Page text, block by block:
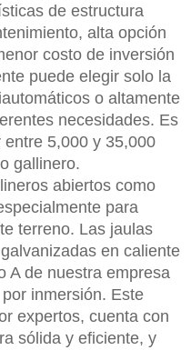
de estructura
alta opción
costo de inversión
puede elegir solo la
o altamente
necesidades. Es
5,000 y 35,000
gallinero.
abiertos como
para
terreno. Las jaulas
en caliente
A de nuestra empresa
inmersión. Este
expertos, cuenta con
sólida y eficiente, y